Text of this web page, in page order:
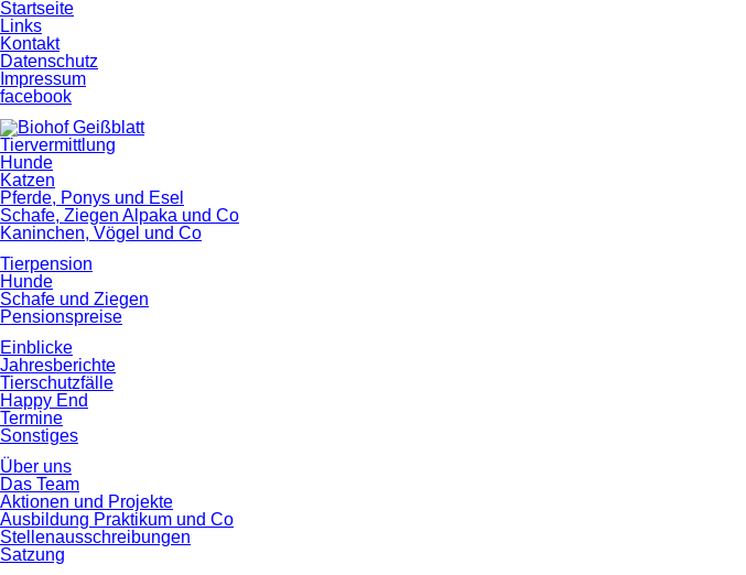
Startseite
Links
Kontakt
Datenschutz
Impressum
facebook
Tiervermittlung
Hunde
Katzen
Pferde, Ponys und Esel
Schafe, Ziegen Alpaka und Co
Kaninchen, Vögel und Co
Tierpension
Hunde
Schafe und Ziegen
Pensionspreise
Einblicke
Jahresberichte
Tierschutzfälle
Happy End
Termine
Sonstiges
Über uns
Das Team
Aktionen und Projekte
Ausbildung Praktikum und Co
Stellenausschreibungen
Satzung